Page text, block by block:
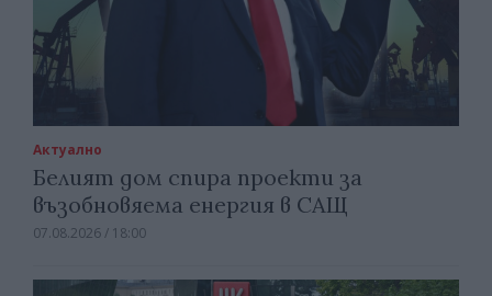
Актуално
Белият дом спира проекти за
възобновяема енергия в САЩ
07.08.2026 / 18:00